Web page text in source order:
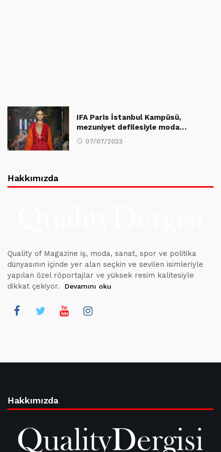
IFA Paris İstanbul Kampüsü,
mezuniyet defilesiyle moda…
07/07/2023
Hakkımızda
Quality of Magazine iş, moda, sanat, spor ve politika
dünyasının içinde yer alan seçkin ve sevilen isimleriyle
yapılan özel röportajlar ve yüksek resim kalitesiyle
dikkat çekiyor.
Devamını oku
Hakkımızda